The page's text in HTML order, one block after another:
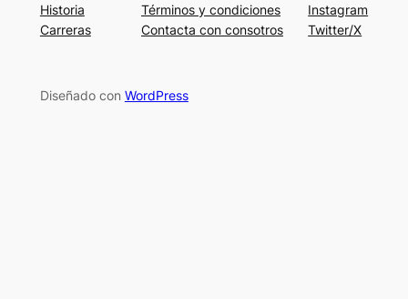
Historia
Carreras
Términos y condiciones
Contacta con consotros
Instagram
Twitter/X
Diseñado con WordPress